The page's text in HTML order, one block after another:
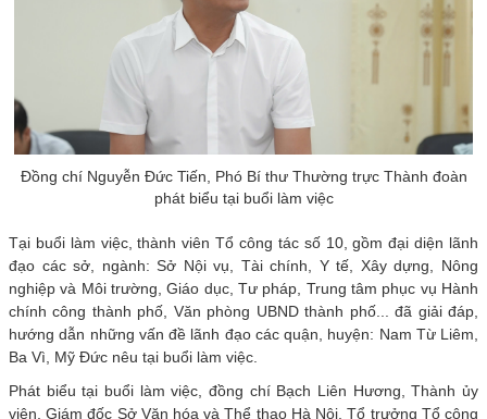
Đồng chí Nguyễn Đức Tiến, Phó Bí thư Thường trực Thành đoàn
phát biểu tại buổi làm việc
Tại buổi làm việc, thành viên Tổ công tác số 10, gồm đại diện lãnh
đạo các sở, ngành: Sở Nội vụ, Tài chính, Y tế, Xây dựng, Nông
nghiệp và Môi trường, Giáo dục, Tư pháp, Trung tâm phục vụ Hành
chính công thành phố, Văn phòng UBND thành phố... đã giải đáp,
hướng dẫn những vấn đề lãnh đạo các quận, huyện: Nam Từ Liêm,
Ba Vì, Mỹ Đức nêu tại buổi làm việc.
Phát biểu tại buổi làm việc, đồng chí Bạch Liên Hương, Thành ủy
viên, Giám đốc Sở Văn hóa và Thể thao Hà Nội, Tổ trưởng Tổ công